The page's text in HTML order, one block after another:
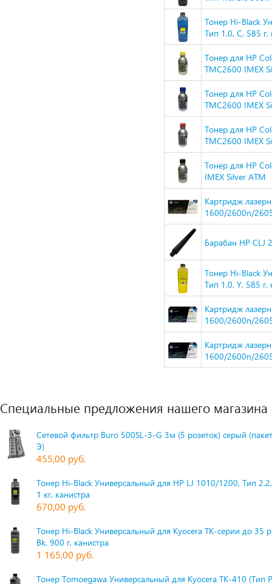
Тонер Hi-Black
Тип 1.0, C, 585 г,
Тонер для HP
TMC2600 IMEX
Тонер для HP
TMC2600 IMEX
Тонер для HP
TMC2600 IMEX
Тонер для HP
IMEX Silver ATM
Картридж
1600/2600n/
Барабан HP CLJ
Тонер Hi-Black
Тип 1.0, Y, 585 г,
Картридж
1600/2600n/
Картридж
1600/2600n/
Специальные предложения нашего магазина
Сетевой фильтр Buro 500SL-3-G 3м (5 розеток) серый
Э)
455,00 руб.
Тонер Hi-Black Универсальный для HP LJ 1010/1200, Тип
1 кг, канистра
670,00 руб.
Тонер Hi-Black Универсальный для Kyocera TK-серии до 35
Bk, 900 г, канистра
1 165,00 руб.
Тонер Tomoegawa Универсальный для Kyocera TK-410 (Тип